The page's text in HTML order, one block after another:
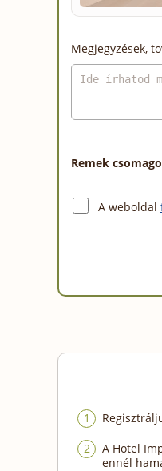
Megjegyzések,
Remek
A weboldal
A Hotel
ennél